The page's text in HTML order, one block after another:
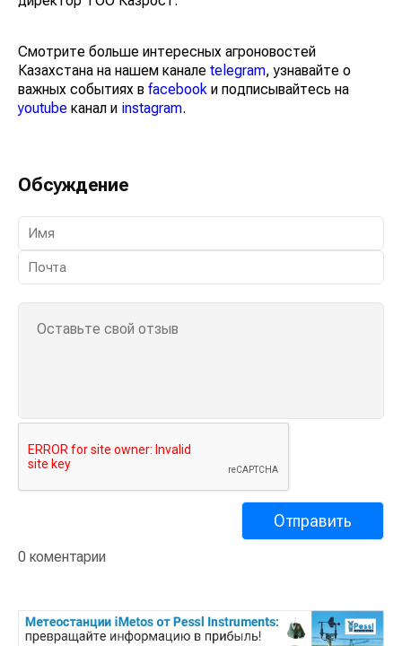
Смотрите больше интересных агроновостей
Казахстана на нашем канале telegram, узнавайте о
важных событиях в facebook и подписывайтесь на
youtube канал и instagram.
Обсуждение
0 коментарии